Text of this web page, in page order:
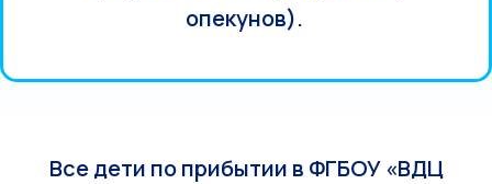
опекунов).
Все дети по прибытии в ФГБОУ «ВДЦ